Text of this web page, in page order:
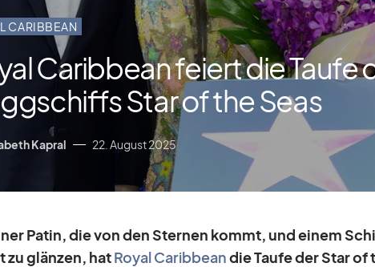
CARIBBEAN
Caribbean feiert die Taufe
Star of the Seas
Kapral 22. August 2025
Pa­tin, die von den Ster­nen kommt, und ei­nem
zu glän­zen, hatRoyal Ca­rib­beandie Taufe der Star of